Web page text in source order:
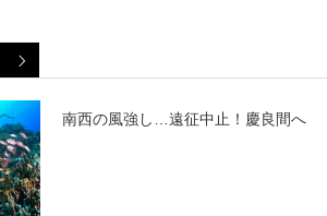
南西の風強し…遠征中止！慶良間へ